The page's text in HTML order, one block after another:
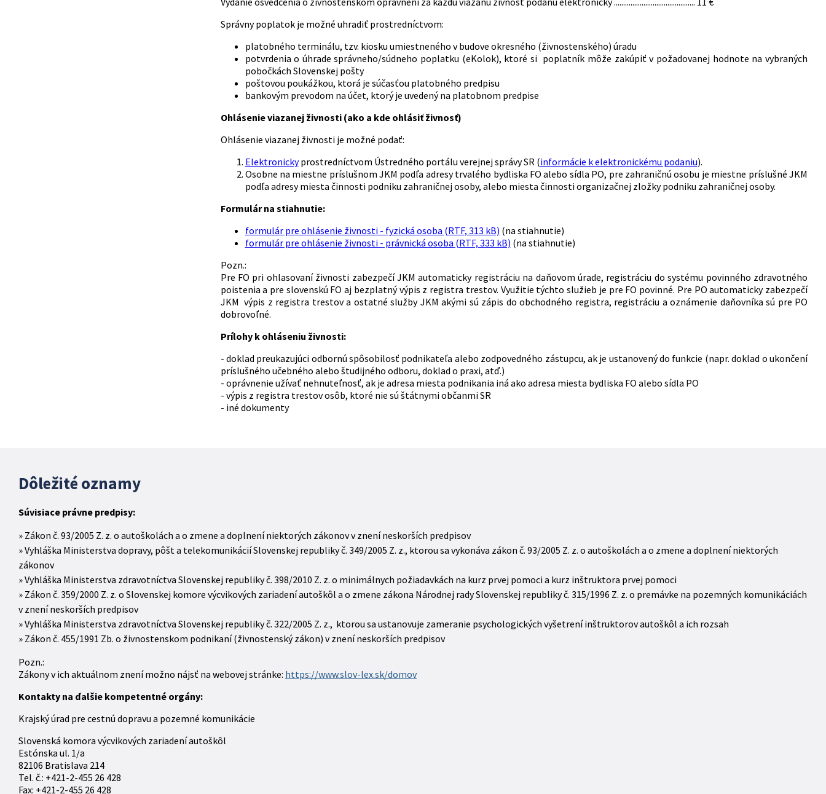
Správny poplatok je možné uhradiť prostredníctvom:
platobného terminálu, tzv. kiosku umiestneného v budove okresného (živnostenského) úradu
potvrdenia o úhrade správneho/súdneho poplatku (eKolok), ktoré si poplatník môže zakúpiť v požadovanej hodnote na vybraných
pobočkách Slovenskej pošty
poštovou poukážkou, ktorá je súčasťou platobného predpisu
bankovým prevodom na účet, ktorý je uvedený na platobnom predpise
Ohlásenie viazanej živnosti (ako a kde ohlásiť živnosť)
Ohlásenie viazanej živnosti je možné podať:
Elektronickyprostredníctvom Ústredného portálu verejnej správy SR (informácie k elektronickému podaniu).
Osobne na miestne príslušnom JKM podľa adresy trvalého bydliska FO alebo sídla PO, pre zahraničnú osobu je miestne príslušné JKM
podľa adresy miesta činnosti podniku zahraničnej osoby, alebo miesta činnosti organizačnej zložky podniku zahraničnej osoby.
Formulár na stiahnutie:
formulár pre ohlásenie živnosti - fyzická osoba (RTF, 313 kB) (na stiahnutie)
formulár pre ohlásenie živnosti - právnická osoba (RTF, 333 kB) (na stiahnutie)
Pozn.:
Pre FO pri ohlasovaní živnosti zabezpečí JKM automaticky registráciu na daňovom úrade, registráciu do systému povinného zdravotného
poistenia a pre slovenskú FO aj bezplatný výpis z registra trestov. Využitie týchto služieb je pre FO povinné. Pre PO automaticky zabezpečí
JKM výpis z registra trestov a ostatné služby JKM akými sú zápis do obchodného registra, registráciu a oznámenie daňovníka sú pre PO
dobrovoľné.
Prílohy k ohláseniu živnosti:
- doklad preukazujúci odbornú spôsobilosť podnikateľa alebo zodpovedného zástupcu, ak je ustanovený do funkcie (napr. doklad o ukončení
príslušného učebného alebo študijného odboru, doklad o praxi, atď.)
- oprávnenie užívať nehnuteľnosť, ak je adresa miesta podnikania iná ako adresa miesta bydliska FO alebo sídla PO
- výpis z registra trestov osôb, ktoré nie sú štátnymi občanmi SR
- iné dokumenty
Dôležité oznamy
Súvisiace právne predpisy:
Zákon č. 93/2005 Z. z. o autoškolách a o zmene a doplnení niektorých zákonov v znení neskorších predpisov
Vyhláška Ministerstva dopravy, pôšt a telekomunikácií Slovenskej republiky č. 349/2005 Z. z., ktorou sa vykonáva zákon č. 93/2005 Z. z. o autoškolách a o zmene a doplnení niektorých
zákonov
Vyhláška Ministerstva zdravotníctva Slovenskej republiky č. 398/2010 Z. z. o minimálnych požiadavkách na kurz prvej pomoci a kurz inštruktora prvej pomoci
Zákon č. 359/2000 Z. z. o Slovenskej komore výcvikových zariadení autoškôl a o zmene zákona Národnej rady Slovenskej republiky č. 315/1996 Z. z. o premávke na pozemných komunikáciách
v znení neskorších predpisov
Vyhláška Ministerstva zdravotníctva Slovenskej republiky č. 322/2005 Z. z., ktorou sa ustanovuje zameranie psychologických vyšetrení inštruktorov autoškôl a ich rozsah
Zákon č. 455/1991 Zb. o živnostenskom podnikaní (živnostenský zákon) v znení neskorších predpisov
Pozn.:
Zákony v ich aktuálnom znení možno nájsť na webovej stránke: https://www.slov-lex.sk/domov
Kontakty na ďalšie kompetentné orgány:
Krajský úrad pre cestnú dopravu a pozemné komunikácie
Slovenská komora výcvikových zariadení autoškôl
Estónska ul. 1/a
82106 Bratislava 214
Tel. č.: +421-2-455 26 428
Fax: +421-2-455 26 428